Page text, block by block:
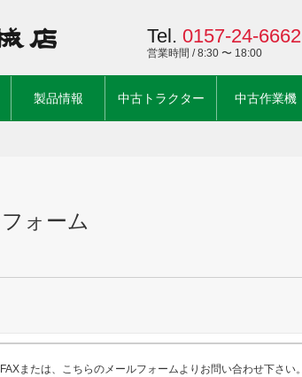
Tel. 0157-24-6662
営業時間 / 8:30 〜 18:00
製品情報 中古トラクター 中古作業機
ォーム
または、こちらのメールフォームよりお問い合わせ下さい。